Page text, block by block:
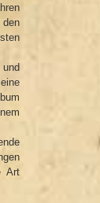
den
Art